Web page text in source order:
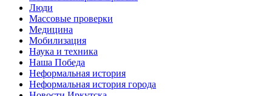
Люди
Массовые проверки
Медицина
Мобилизация
Наука и техника
Наша Победа
Неформальная история
Неформальная история города